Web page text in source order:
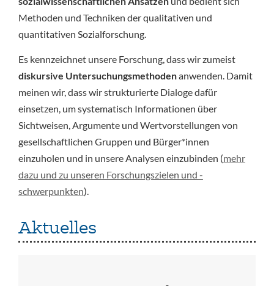
Methoden und Techniken der qualitativen und
quantitativen Sozialforschung.
Es kennzeichnet unsere Forschung, dass wir zumeist
diskursive Untersuchungsmethodenanwenden. Damit
meinen wir, dass wir strukturierte Dialoge dafür
einsetzen, um systematisch Informationen über
Sichtweisen, Argumente und Wertvorstellungen von
gesellschaftlichen Gruppen und Bürger*innen
einzuholen und in unsere Analysen einzubinden (mehr
dazu und zu unseren Forschungszielen und -
schwerpunkten).
Aktuelles